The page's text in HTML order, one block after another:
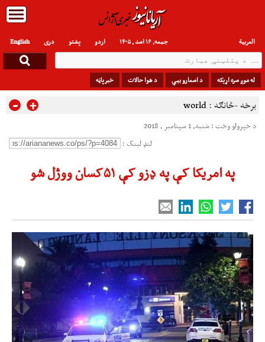
English دری پشتو العربیة اردو جمعه, ۱۶ اسد , ۱۴۰۵
له موږ سره اړیکه د اسعارو بیې د هوا حالات خبرپاڼه
برخه -څانګه : world
- +
د خپرولو وخت : شنبه, 1 سپتامبر , 2018
لنډ لینک :
په امریکا کې په ډزو کې ۵۱کسان ووژل شو